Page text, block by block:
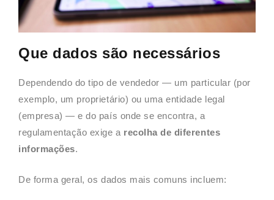
Que dados são necessários
Dependendo do tipo de vendedor — um particular (por
exemplo, um proprietário) ou uma entidade legal
(empresa) — e do país onde se encontra, a
regulamentação exige a recolha de diferentes
informações.
De forma geral, os dados mais comuns incluem: